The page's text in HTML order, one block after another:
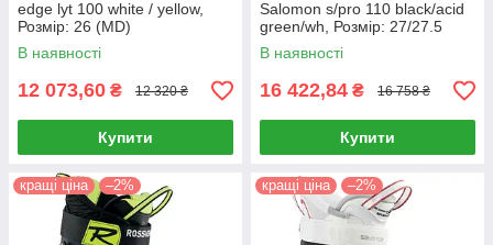
edge lyt 100 white / yellow,
Розмір: 26 (MD)
В наявності
12 073,60 ₴ 12 320 ₴
Купити
Salomon s/pro 110 black/acid
green/wh, Розмір: 27/27.5
(MD)
В наявності
16 422,84 ₴ 16 758 ₴
Купити
кращі ціна –2% кращі ціна –2%